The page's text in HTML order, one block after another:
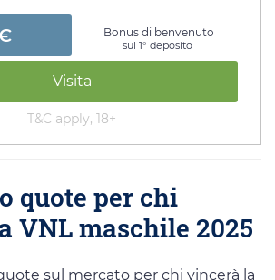
Bonus di benvenuto
sul 1° deposito
Visita
T&C apply, 18+
quote per chi
VNL maschile 2025
sul mercato per chi vincerà la